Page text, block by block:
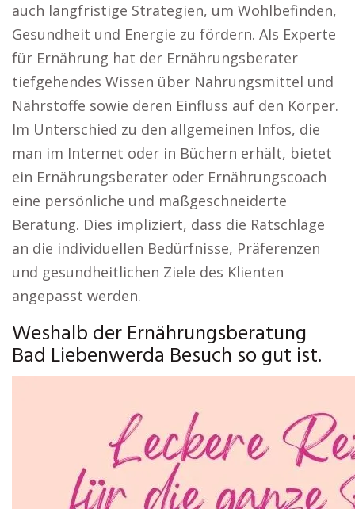
auch langfristige Strategien, um Wohlbefinden,
Gesundheit und Energie zu fördern. Als Experte
für Ernährung hat der Ernährungsberater
tiefgehendes Wissen über Nahrungsmittel und
Nährstoffe sowie deren Einfluss auf den Körper.
Im Unterschied zu den allgemeinen Infos, die
man im Internet oder in Büchern erhält, bietet
ein Ernährungsberater oder Ernährungscoach
eine persönliche und maßgeschneiderte
Beratung. Dies impliziert, dass die Ratschläge
an die individuellen Bedürfnisse, Präferenzen
und gesundheitlichen Ziele des Klienten
angepasst werden.
Weshalb der Ernährungsberatung
Bad Liebenwerda Besuch so gut ist.